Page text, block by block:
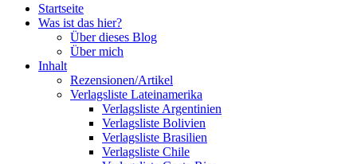
Startseite
Was ist das hier?
Über dieses Blog
Über mich
Inhalt
Rezensionen/Artikel
Verlagsliste Lateinamerika
Verlagsliste Argentinien
Verlagsliste Bolivien
Verlagsliste Brasilien
Verlagsliste Chile